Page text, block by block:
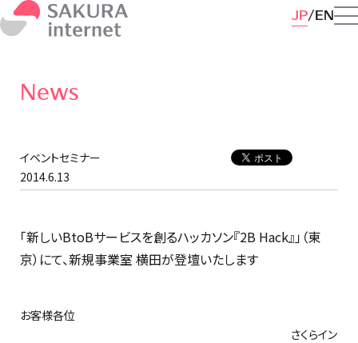
JP EN
News
イベントセミナー
2014.6.13
「新しいBtoBサービスを創るハッカソン『2B Hack』」（東
京）にて、新規事業室 横田が登壇いたします
お客様各位
さくらイン